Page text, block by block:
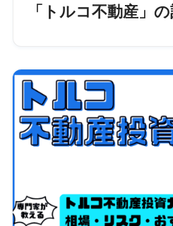
「トルコ不動産」